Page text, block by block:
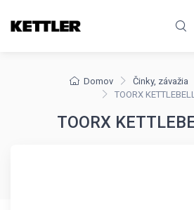
Domov Činky, závažia
TOORX
TOORX